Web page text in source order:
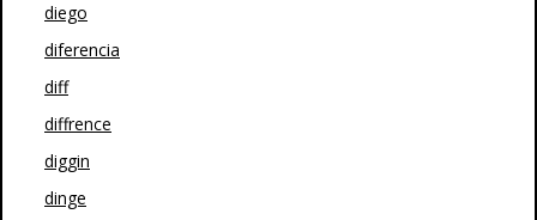
diego
diferencia
diff
diffrence
diggin
dinge